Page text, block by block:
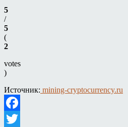
5
/
5
(
2
votes
)
Источник: mining-cryptocurrency.ru
Facebook